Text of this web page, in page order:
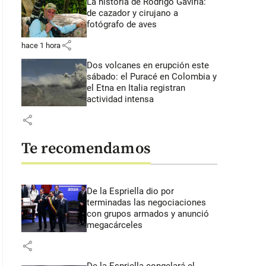
de cazador y cirujano a
fotógrafo de aves
hace 1 hora share
Dos volcanes en erupción este
sábado: el Puracé en Colombia y
el Etna en Italia registran
actividad intensa
share
Te recomendamos
De la Espriella dio por
terminadas las negociaciones
con grupos armados y anunció
megacárceles
share